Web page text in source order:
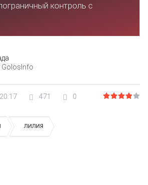
контроль с
20:17 471 0
ЛИЛИЯ